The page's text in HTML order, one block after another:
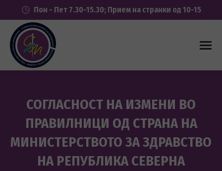
Пон - Пет 7.30-15.30; Прием на странки од 10-15
СОГЛАСНОСТ НА ИЗМЕНИ ВО
ПРАВИЛНИЦИ ОД СТРАНА НА
МИНИСТЕРСТВОТО ЗА ЗДРАВСТВО
НА РЕПУБЛИКА СЕВЕРНА